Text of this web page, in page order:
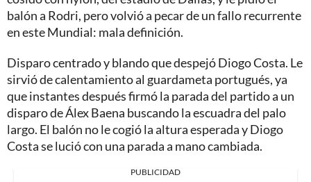
balón a Rodri, pero volvió a pecar de un fallo recurrente
en este Mundial: mala definición.
Disparo centrado y blando que despejó Diogo Costa. Le
sirvió de calentamiento al guardameta portugués, ya
que instantes después firmó la parada del partido a un
disparo de Álex Baena buscando la escuadra del palo
largo. El balón no le cogió la altura esperada y Diogo
Costa se lució con una parada a mano cambiada.
PUBLICIDAD